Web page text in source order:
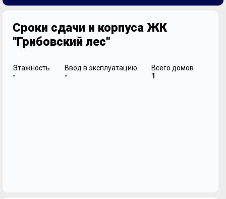
Сроки сдачи и корпуса ЖК
"Грибовский лес"
Этажность
-
Ввод в эксплуатацию
-
Всего домов
1